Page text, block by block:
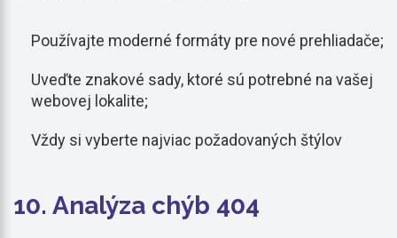
Používajte moderné formáty pre nové prehliadače;
Uveďte znakové sady, ktoré sú potrebné na vašej
webovej lokalite;
Vždy si vyberte najviac požadovaných štýlov
10. Analýza chýb 404